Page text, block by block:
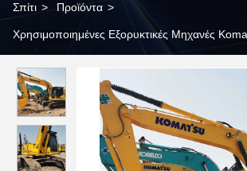
Σπίτι > Προϊόντα >
Χρησιμοποιημένες Εξορυκτικές Μηχανές
Χρησιμοποιούμενος αναπαραγωγός